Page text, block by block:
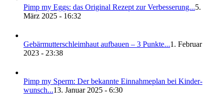
Pimp my Eggs: das Ori­gi­nal Rezept zur Ver­bes­se­rung...5.
März 2025 - 16:32
Gebär­mut­ter­schleim­haut auf­bau­en – 3 Punk­te...1. Februar
2023 - 23:38
Pimp my Sperm: Der bekann­te Ein­nah­me­plan bei Kin­der­
wunsch...13. Januar 2025 - 6:30